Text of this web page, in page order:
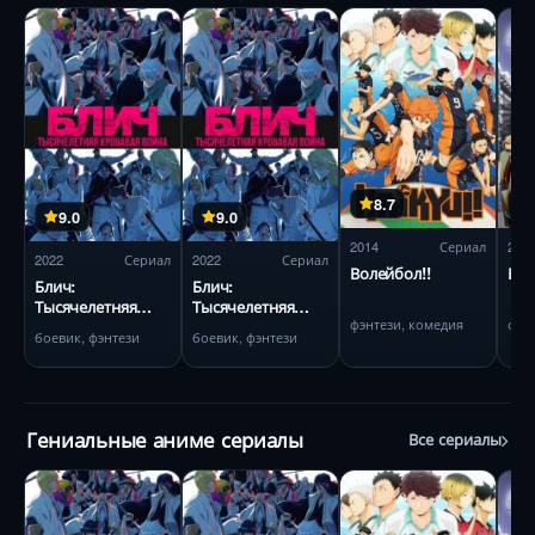
9.0
2022 Сериал
Блич:
Тысячелетняя
боевик, фэнтези
9.0
2022 Сериал
Блич:
Тысячелетняя
боевик, фэнтези
8.7
2014 Сериал
Волейбол!!
фэнтези, комедия
2011
Гениальные аниме сериалы Все сериалы